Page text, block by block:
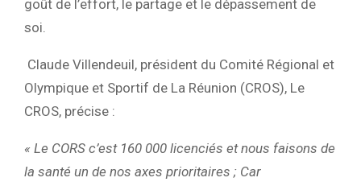
goût de l’effort, le partage et le dépassement de
soi.
Claude Villendeuil, président du Comité Régional et
Olympique et Sportif de La Réunion (CROS), Le
CROS, précise :
« Le CORS c’est 160 000 licenciés et nous faisons de
la santé un de nos axes prioritaires ; Car